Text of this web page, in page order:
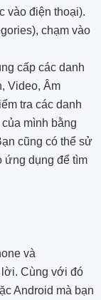
vào điện thoại).
chạm vào
cấp các danh
Video, Âm
tra các danh
mình bằng
cũng có thể sử
ứng dụng để tìm
và
lời. Cùng với đó
Android mà bạn